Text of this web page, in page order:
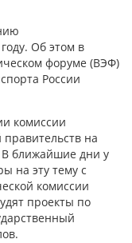
Об этом в
форуме (ВЭФ)
России
комиссии
на
В ближайшие дни у
на эту тему с
комиссии
проекты по